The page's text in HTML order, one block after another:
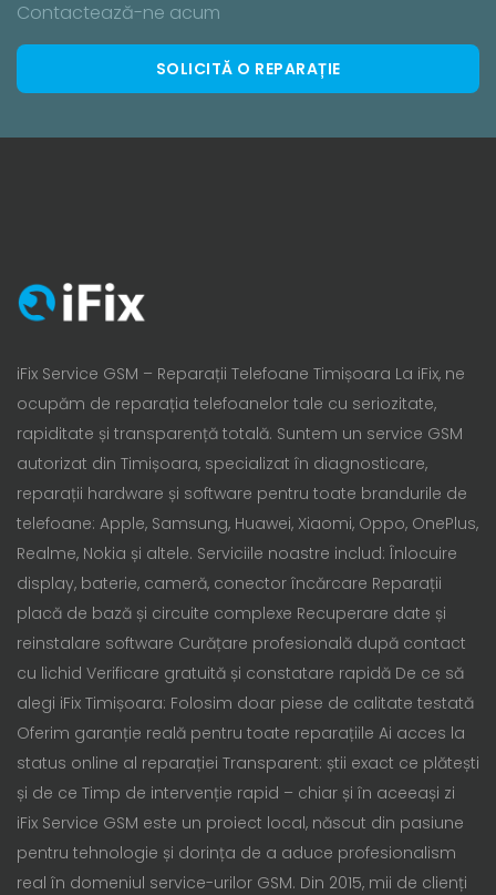
Contactează-ne acum
SOLICITĂ O REPARAȚIE
iFix Service GSM – Reparații Telefoane Timișoara La iFix, ne
ocupăm de reparația telefoanelor tale cu seriozitate,
rapiditate și transparență totală. Suntem un service GSM
autorizat din Timișoara, specializat în diagnosticare,
reparații hardware și software pentru toate brandurile de
telefoane: Apple, Samsung, Huawei, Xiaomi, Oppo, OnePlus,
Realme, Nokia și altele. Serviciile noastre includ: Înlocuire
display, baterie, cameră, conector încărcare Reparații
placă de bază și circuite complexe Recuperare date și
reinstalare software Curățare profesională după contact
cu lichid Verificare gratuită și constatare rapidă De ce să
alegi iFix Timișoara: Folosim doar piese de calitate testată
Oferim garanție reală pentru toate reparațiile Ai acces la
status online al reparației Transparent: știi exact ce plătești
și de ce Timp de intervenție rapid – chiar și în aceeași zi
iFix Service GSM este un proiect local, născut din pasiune
pentru tehnologie și dorința de a aduce profesionalism
real în domeniul service-urilor GSM. Din 2015, mii de clienți